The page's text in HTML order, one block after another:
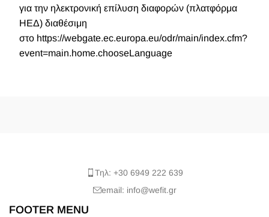
για την ηλεκτρονική επίλυση διαφορών (πλατφόρμα
ΗΕΔ) διαθέσιμη
στο https://webgate.ec.europa.eu/odr/main/index.cfm?
event=main.home.chooseLanguage
Τηλ: +30 6949 222 639
email: info@wefit.gr
FOOTER MENU